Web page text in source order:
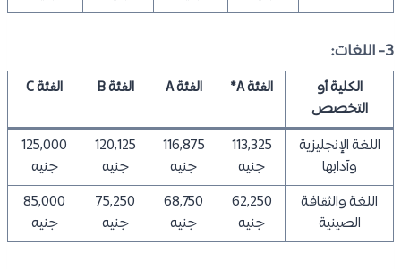
3- اللغات:
الكلية أو
التخصص
الفئة A* الفئة A الفئة B الفئة C
اللغة الإنجليزية
وآدابها
113,325
جنيه
116,875
جنيه
120,125
جنيه
125,000
جنيه
اللغة والثقافة
الصينية
62,250
جنيه
68,750
جنيه
75,250
جنيه
85,000
جنيه